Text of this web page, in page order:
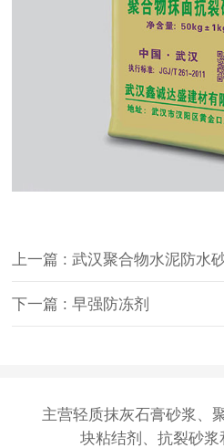
上一篇 : 武汉聚合物水泥防水
下一篇 : 早强防冻剂
主营轻质抹灰石膏砂浆 、
块粘结剂 、抗裂砂